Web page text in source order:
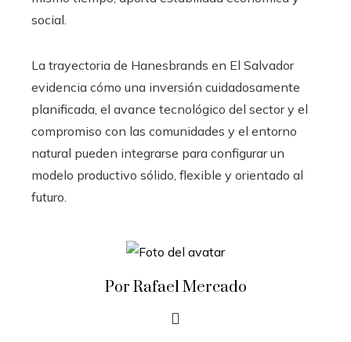
social.
La trayectoria de Hanesbrands en El Salvador
evidencia cómo una inversión cuidadosamente
planificada, el avance tecnológico del sector y el
compromiso con las comunidades y el entorno
natural pueden integrarse para configurar un
modelo productivo sólido, flexible y orientado al
futuro.
Por Rafael Mercado